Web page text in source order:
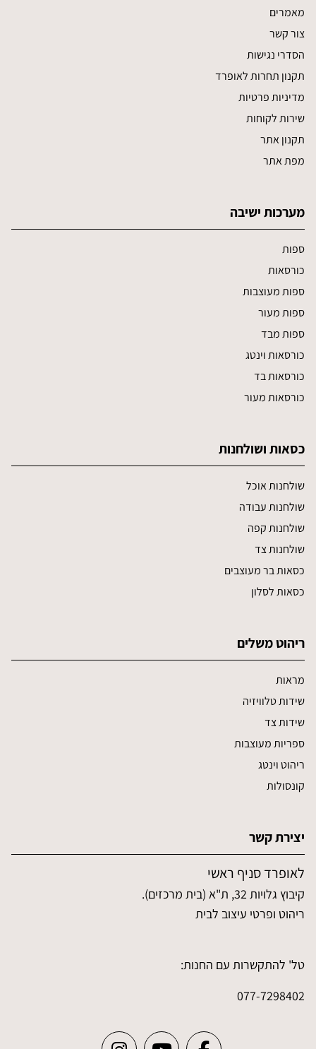
מאמרים
צור קשר
הסדרי נגישות
תקנון תחרות לאופרד
מדיניות פרטיות
שירות לקוחות
תקנון אתר
מפת אתר
מערכות ישיבה
ספות
כורסאות
ספות מעוצבות
ספות מעור
ספות מבד
כורסאות וינטג
כורסאות בד
כורסאות מעור
כסאות ושולחנות
שולחנות אוכל
שולחנות עבודה
שולחנות קפה
שולחנות צד
כסאות בר מעוצבים
כסאות לסלון
ריהוט משלים
מראות
שידות טלוויזיה
שידות צד
ספריות מעוצבות
ריהוט וינטג
קונסולות
יצירת קשר
לאופרד סניף ראשי
קיבוץ גלויות 32, ת"א (בית מרכזים).
ריהוט ופרטי עיצוב לבית
טל' להתקשרות עם החנות:
077-7298402